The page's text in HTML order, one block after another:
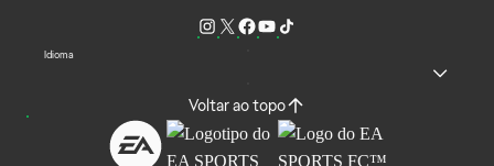
Idioma
Voltar ao topo